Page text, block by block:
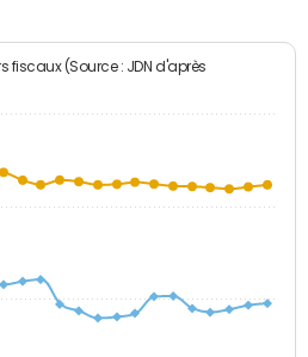
fiscaux (Source : JDN d'après